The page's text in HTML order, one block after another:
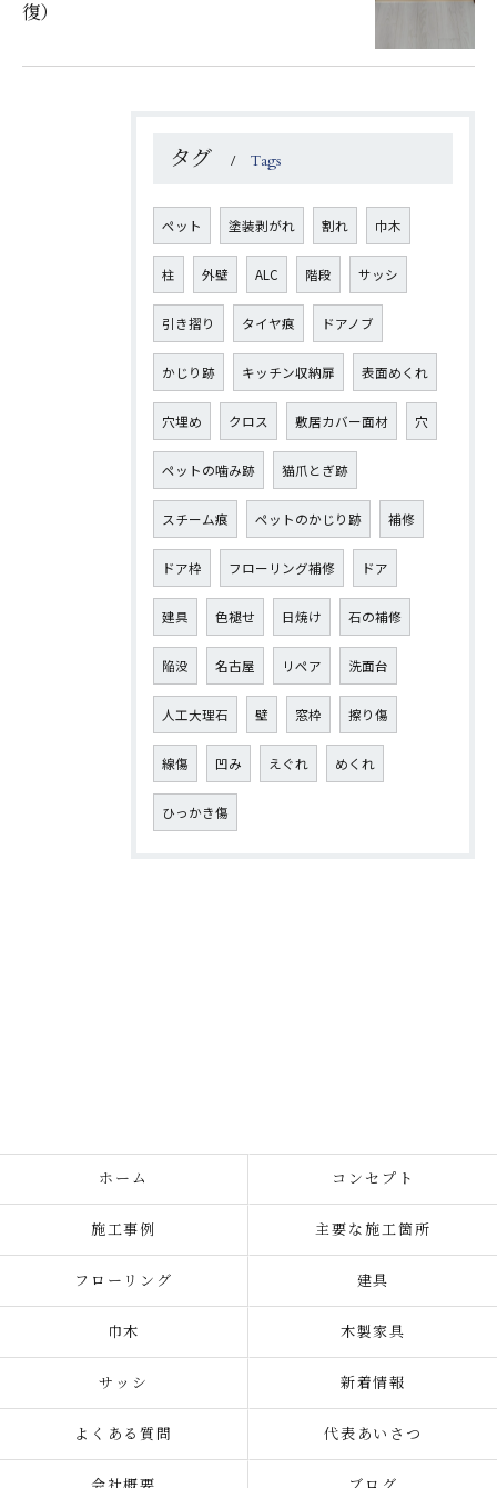
復）
タグ Tags
ペット 塗装剥がれ 割れ 巾木
柱 外壁 ALC 階段 サッシ
引き摺り タイヤ痕 ドアノブ
かじり跡 キッチン収納扉 表面めくれ
穴埋め クロス 敷居カバー面材 穴
ペットの噛み跡 猫爪とぎ跡
スチーム痕 ペットのかじり跡 補修
ドア枠 フローリング補修 ドア
建具 色褪せ 日焼け 石の補修
陥没 名古屋 リペア 洗面台
人工大理石 壁 窓枠 擦り傷
線傷 凹み えぐれ めくれ
ひっかき傷
ホーム コンセプト
施工事例 主要な施工箇所
フローリング 建具
巾木 木製家具
サッシ 新着情報
よくある質問 代表あいさつ